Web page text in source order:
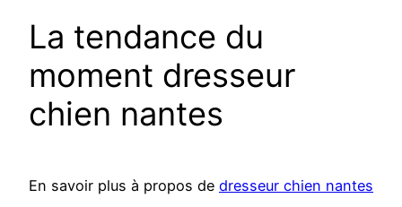
La tendance du
moment dresseur
chien nantes
En savoir plus à propos de dresseur chien nantes